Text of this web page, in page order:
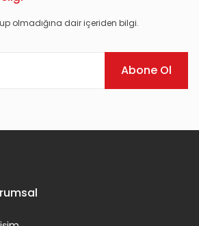
olmadığına dair içeriden bilgi.
Abone Ol